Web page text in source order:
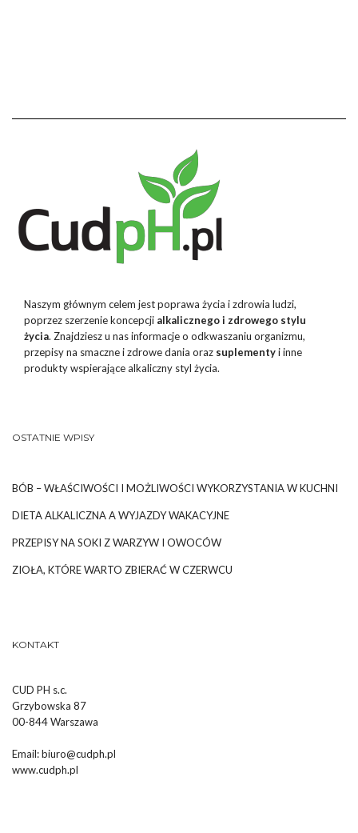
Naszym głównym celem jest poprawa życia i zdrowia ludzi,
poprzez szerzenie koncepcji alkalicznego i zdrowego stylu
życia. Znajdziesz u nas informacje o odkwaszaniu organizmu,
przepisy na smaczne i zdrowe dania oraz suplementyi inne
produkty wspierające alkaliczny styl życia.
OSTATNIE WPISY
BÓB – WŁAŚCIWOŚCI I MOŻLIWOŚCI WYKORZYSTANIA W KUCHNI
DIETA ALKALICZNA A WYJAZDY WAKACYJNE
PRZEPISY NA SOKI Z WARZYW I OWOCÓW
ZIOŁA, KTÓRE WARTO ZBIERAĆ W CZERWCU
KONTAKT
CUD PH s.c.
Grzybowska 87
00-844 Warszawa
Email:biuro@cudph.pl
www.cudph.pl